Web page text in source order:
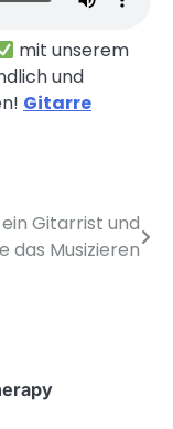
mit unserem
und
Gitarre
Gitarrist und
das Musizieren